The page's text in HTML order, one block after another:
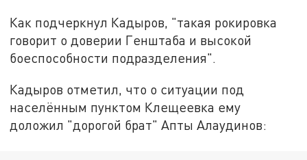
Как подчеркнул Кадыров, "такая рокировка
говорит о доверии Генштаба и высокой
боеспособности подразделения".
Кадыров отметил, что о ситуации под
населённым пунктом Клещеевка ему
доложил "дорогой брат" Апты Алаудинов: